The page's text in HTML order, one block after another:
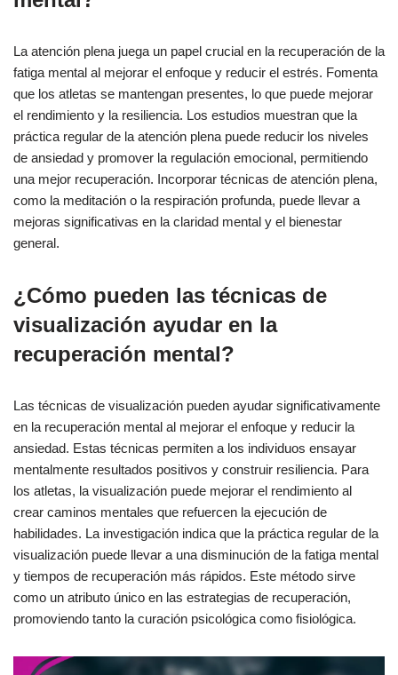
La atención plena juega un papel crucial en la recuperación de la
fatiga mental al mejorar el enfoque y reducir el estrés. Fomenta
que los atletas se mantengan presentes, lo que puede mejorar
el rendimiento y la resiliencia. Los estudios muestran que la
práctica regular de la atención plena puede reducir los niveles
de ansiedad y promover la regulación emocional, permitiendo
una mejor recuperación. Incorporar técnicas de atención plena,
como la meditación o la respiración profunda, puede llevar a
mejoras significativas en la claridad mental y el bienestar
general.
¿Cómo pueden las técnicas de
visualización ayudar en la
recuperación mental?
Las técnicas de visualización pueden ayudar significativamente
en la recuperación mental al mejorar el enfoque y reducir la
ansiedad. Estas técnicas permiten a los individuos ensayar
mentalmente resultados positivos y construir resiliencia. Para
los atletas, la visualización puede mejorar el rendimiento al
crear caminos mentales que refuercen la ejecución de
habilidades. La investigación indica que la práctica regular de la
visualización puede llevar a una disminución de la fatiga mental
y tiempos de recuperación más rápidos. Este método sirve
como un atributo único en las estrategias de recuperación,
promoviendo tanto la curación psicológica como fisiológica.